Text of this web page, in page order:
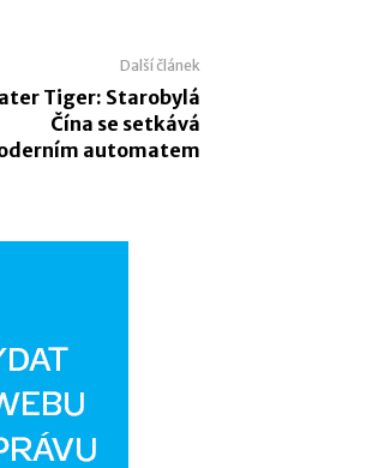
Další článek
Tiger: Starobylá
Čína se setkává
automatem